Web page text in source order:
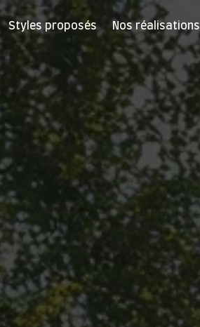
Styles proposés Nos réalisations